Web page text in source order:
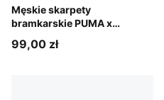
Męskie skarpety
bramkarskie PUMA x
BEMBURY z grafiką
PUMA Black-Cool Dark Gray
99,00 zł